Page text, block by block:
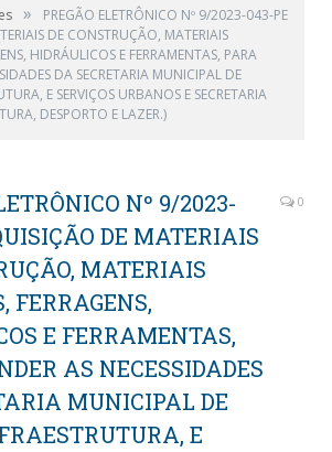
»
PREGÃO ELETRÔNICO Nº 9/2023-043-PE
DE CONSTRUÇÃO, MATERIAIS
HIDRÁULICOS E FERRAMENTAS, PARA
DA SECRETARIA MUNICIPAL DE
E SERVIÇOS URBANOS E SECRETARIA
DESPORTO E LAZER.)
Nº 9/2023-
DE MATERIAIS
MATERIAIS
FERRAGENS,
E FERRAMENTAS,
AS NECESSIDADES
MUNICIPAL DE
E
0